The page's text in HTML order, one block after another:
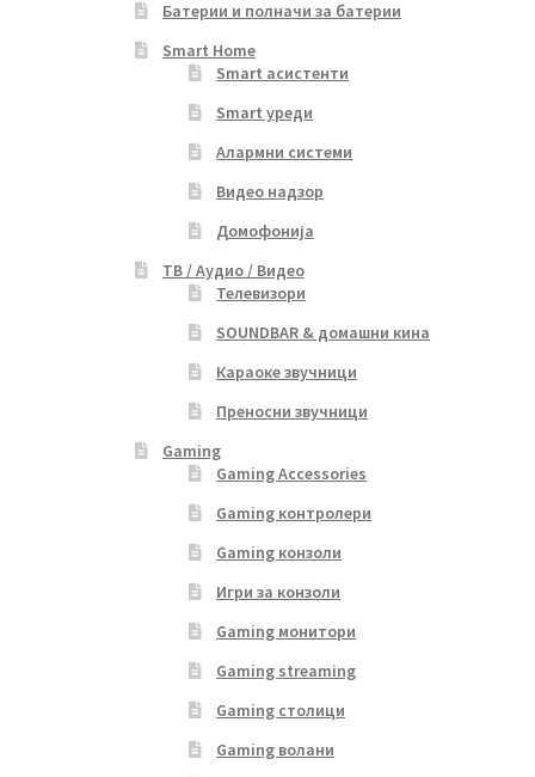
Батерии и полначи за батерии
Smart Home
Smart асистенти
Smart уреди
Алармни системи
Видео надзор
Домофонија
ТВ / Аудио / Видео
Телевизори
SOUNDBAR & домашни кина
Караоке звучници
Преносни звучници
Gaming
Gaming Accessories
Gaming контролери
Gaming конзоли
Игри за конзоли
Gaming монитори
Gaming streaming
Gaming столици
Gaming волани